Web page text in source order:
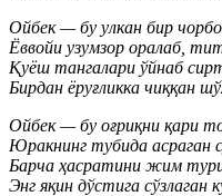
Ойбек — бу улкан бир
Ёввойи узумзор оралаб,
Қуёш тангалари ўйнаб
Бирдан ёруғликка чиққан
Ойбек — бу оғриқни қари
Юракнинг тубида асраган
Барча ҳасратини жим
Энг яқин дўстига сўзлаган